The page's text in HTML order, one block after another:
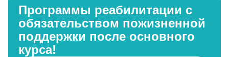
Программы реабилитации с
обязательством пожизненной
поддержки после основного
курса!